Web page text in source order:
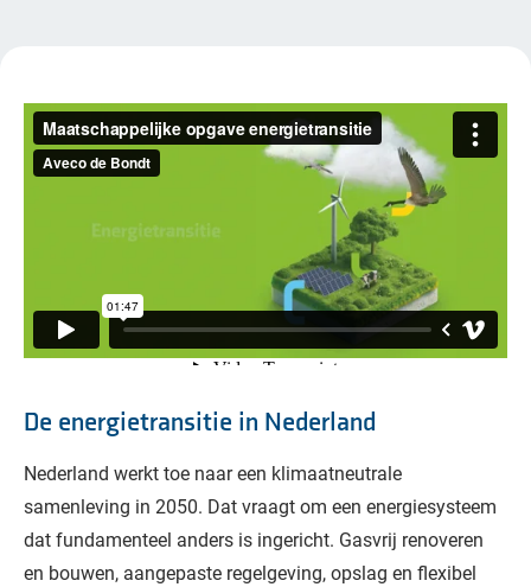
De energietransitie in Nederland
Nederland werkt toe naar een klimaatneutrale
samenleving in 2050. Dat vraagt om een energiesysteem
dat fundamenteel anders is ingericht. Gasvrij renoveren
en bouwen, aangepaste regelgeving, opslag en flexibel